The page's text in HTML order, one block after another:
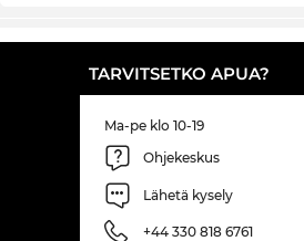
TARVITSETKO APUA?
Ma-pe klo 10-19
Ohjekeskus
Lähetä kysely
+44 330 818 6761